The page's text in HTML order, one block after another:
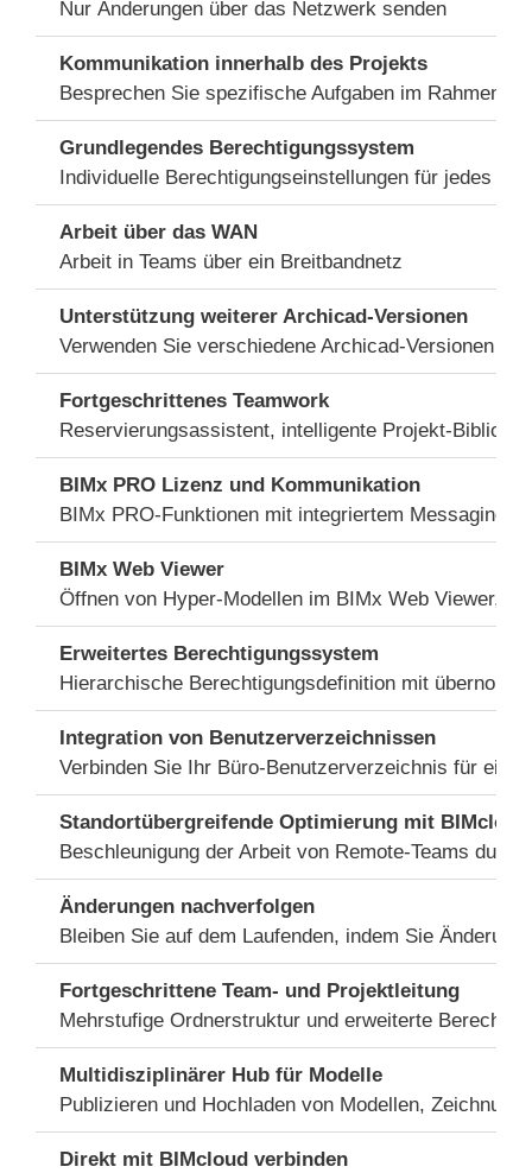
Nur Änderungen über das Netzwerk senden
Kommunikation innerhalb des Projekts
Besprechen Sie spezifische Aufgaben im Rahmen
Grundlegendes Berechtigungssystem
Individuelle Berechtigungseinstellungen für jedes
Arbeit über das WAN
Arbeit in Teams über ein Breitbandnetz
Unterstützung weiterer Archicad-Versionen
Verwenden Sie verschiedene Archicad-Versionen
Fortgeschrittenes Teamwork
Reservierungsassistent, intelligente Projekt-
BIMx PRO Lizenz und Kommunikation
BIMx PRO-Funktionen mit integriertem Messaging
BIMx Web Viewer
Öffnen von Hyper-Modellen im BIMx Web Viewer,
Erweitertes Berechtigungssystem
Hierarchische Berechtigungsdefinition mit
Integration von Benutzerverzeichnissen
Verbinden Sie Ihr Büro-Benutzerverzeichnis für eine
Standortübergreifende Optimierung mit BIMcloud
Beschleunigung der Arbeit von Remote-Teams
Änderungen nachverfolgen
Bleiben Sie auf dem Laufenden, indem Sie
Fortgeschrittene Team- und Projektleitung
Mehrstufige Ordnerstruktur und erweiterte
Multidisziplinärer Hub für Modelle
Publizieren und Hochladen von Modellen,
Direkt mit BIMcloud verbinden